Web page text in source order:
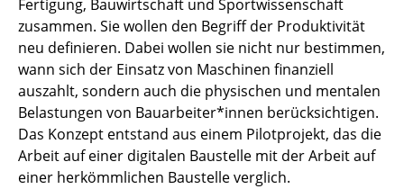
Fertigung, Bauwirtschaft und Sportwissenschaft
zusammen. Sie wollen den Begriff der Produktivität
neu definieren. Dabei wollen sie nicht nur bestimmen,
wann sich der Einsatz von Maschinen finanziell
auszahlt, sondern auch die physischen und mentalen
Belastungen von Bauarbeiter*innen berücksichtigen.
Das Konzept entstand aus einem Pilotprojekt, das die
Arbeit auf einer digitalen Baustelle mit der Arbeit auf
einer herkömmlichen Baustelle verglich.